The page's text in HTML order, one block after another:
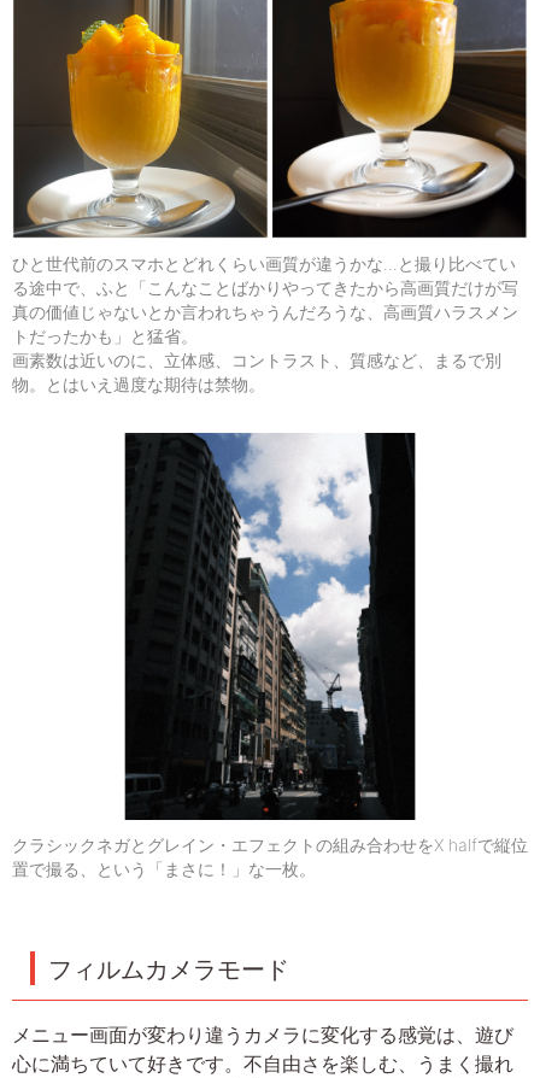
ひと世代前のスマホとどれくらい画質が違うかな…と撮り比べてい
る途中で、ふと「こんなことばかりやってきたから高画質だけが写
真の価値じゃないとか言われちゃうんだろうな、高画質ハラスメン
トだったかも」と猛省。
画素数は近いのに、立体感、コントラスト、質感など、まるで別
物。とはいえ過度な期待は禁物。
クラシックネガとグレイン・エフェクトの組み合わせをX halfで縦位
置で撮る、という「まさに！」な一枚。
フィルムカメラモード
メニュー画面が変わり違うカメラに変化する感覚は、遊び
心に満ちていて好きです。不自由さを楽しむ、うまく撮れ